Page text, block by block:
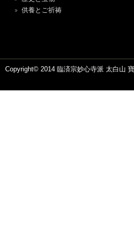
供養とご祈祷
Copyright© 2014 臨済宗妙心寺派 太白山